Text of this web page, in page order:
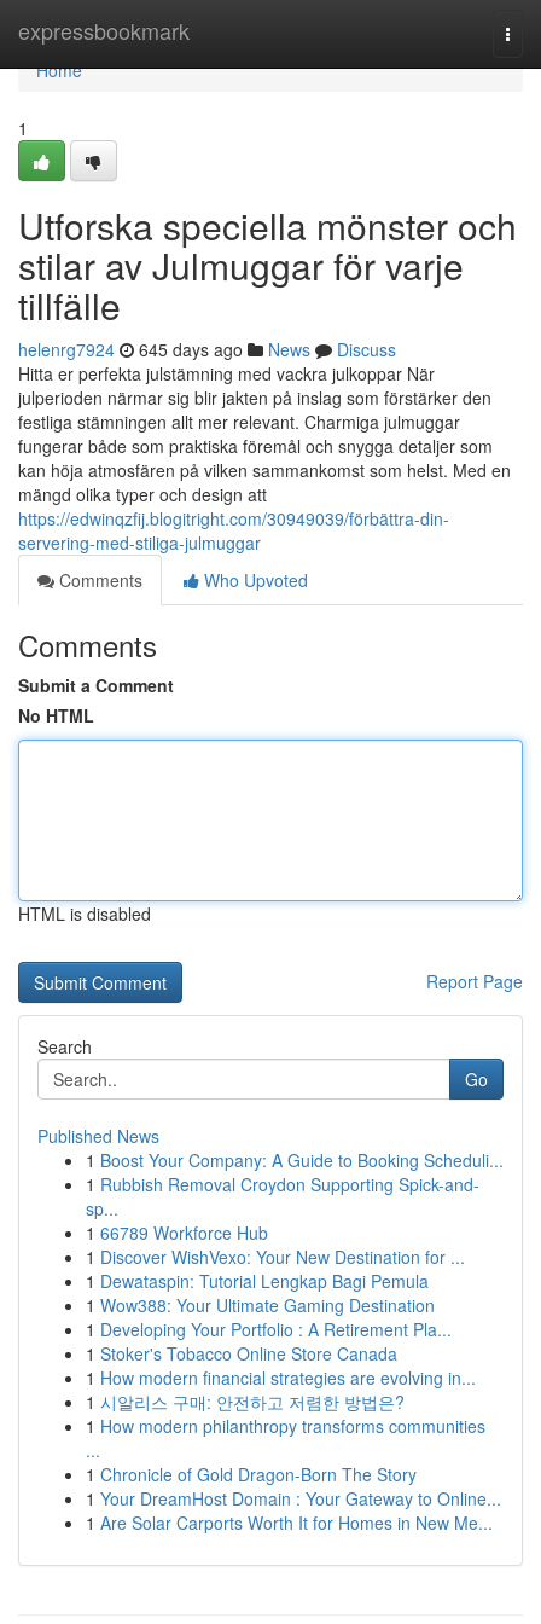
expressbookmark
Home
Home
1
Utforska speciella mönster och
stilar av Julmuggar för varje
tillfälle
helenrg7924 645 days ago News
Discuss
Hitta er perfekta julstämning med vackra julkoppar När
julperioden närmar sig blir jakten på inslag som förstärker den
festliga stämningen allt mer relevant. Charmiga julmuggar
fungerar både som praktiska föremål och snygga detaljer som
kan höja atmosfären på vilken sammankomst som helst. Med en
mängd olika typer och design att
https://edwinqzfij.blogitright.com/30949039/förbättra-din-
servering-med-stiliga-julmuggar
Comments
Who Upvoted
Comments
Submit a Comment
No HTML
HTML is disabled
Report Page
Search
Go
Published News
1 Boost Your Company: A Guide to Booking Scheduli...
1 Rubbish Removal Croydon Supporting Spick-and-
sp...
1 66789 Workforce Hub
1 Discover WishVexo: Your New Destination for ...
1 Dewataspin: Tutorial Lengkap Bagi Pemula
1 Wow388: Your Ultimate Gaming Destination
1 Developing Your Portfolio : A Retirement Pla...
1 Stoker's Tobacco Online Store Canada
1 How modern financial strategies are evolving in...
1 시알리스 구매: 안전하고 저렴한 방법은?
1 How modern philanthropy transforms communities
...
1 Chronicle of Gold Dragon-Born The Story
1 Your DreamHost Domain : Your Gateway to Online...
1 Are Solar Carports Worth It for Homes in New Me...